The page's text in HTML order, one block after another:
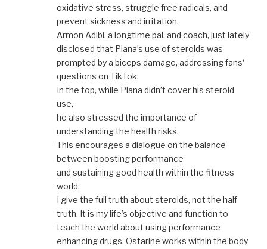
oxidative stress, struggle free radicals, and
prevent sickness and irritation.
Armon Adibi, a longtime pal, and coach, just lately
disclosed that Piana’s use of steroids was
prompted by a biceps damage, addressing fans‘
questions on TikTok.
In the top, while Piana didn’t cover his steroid
use,
he also stressed the importance of
understanding the health risks.
This encourages a dialogue on the balance
between boosting performance
and sustaining good health within the fitness
world.
I give the full truth about steroids, not the half
truth. It is my life’s objective and function to
teach the world about using performance
enhancing drugs. Ostarine works within the body